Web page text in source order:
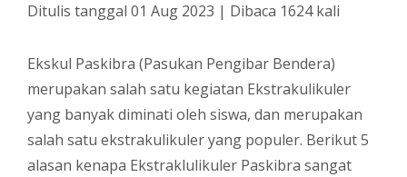
Ditulis tanggal 01 Aug 2023 | Dibaca 1624 kali
Ekskul Paskibra (Pasukan Pengibar Bendera)
merupakan salah satu kegiatan Ekstrakulikuler
yang banyak diminati oleh siswa, dan merupakan
salah satu ekstrakulikuler yang populer. Berikut 5
alasan kenapa Ekstraklulikuler Paskibra sangat